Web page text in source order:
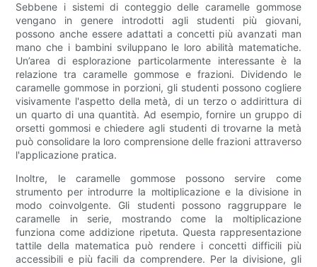
Sebbene i sistemi di conteggio delle caramelle gommose
vengano in genere introdotti agli studenti più giovani,
possono anche essere adattati a concetti più avanzati man
mano che i bambini sviluppano le loro abilità matematiche.
Un’area di esplorazione particolarmente interessante è la
relazione tra caramelle gommose e frazioni. Dividendo le
caramelle gommose in porzioni, gli studenti possono cogliere
visivamente l'aspetto della metà, di un terzo o addirittura di
un quarto di una quantità. Ad esempio, fornire un gruppo di
orsetti gommosi e chiedere agli studenti di trovarne la metà
può consolidare la loro comprensione delle frazioni attraverso
l'applicazione pratica.
Inoltre, le caramelle gommose possono servire come
strumento per introdurre la moltiplicazione e la divisione in
modo coinvolgente. Gli studenti possono raggruppare le
caramelle in serie, mostrando come la moltiplicazione
funziona come addizione ripetuta. Questa rappresentazione
tattile della matematica può rendere i concetti difficili più
accessibili e più facili da comprendere. Per la divisione, gli